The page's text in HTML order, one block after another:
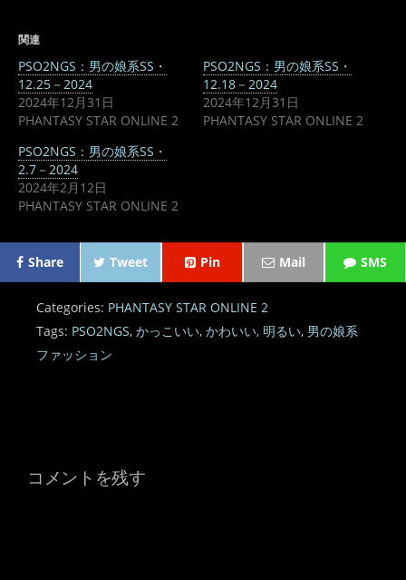
関連
PSO2NGS：男の娘系SS・
12.25－2024
2024年12月31日
PHANTASY STAR ONLINE 2
PSO2NGS：男の娘系SS・
12.18－2024
2024年12月31日
PHANTASY STAR ONLINE 2
PSO2NGS：男の娘系SS・
2.7－2024
2024年2月12日
PHANTASY STAR ONLINE 2
Share Tweet Pin Mail SMS
Categories: PHANTASY STAR ONLINE 2
Tags: PSO2NGS, かっこいい, かわいい, 明るい, 男の娘系
ファッション
コメントを残す